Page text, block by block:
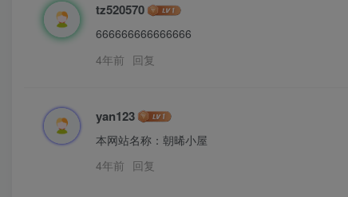
tz520570
666666666666666
4年前 回复
yan123
本网站名称：朝晞小屋
4年前 回复